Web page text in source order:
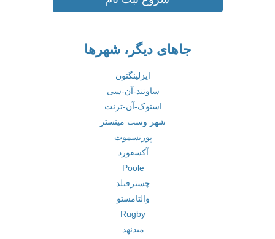
جاهای دیگر، شهرها
ایزلینگتون
ساوتند-آن-سی
استوک-آن-ترنت
شهر وست مینستر
پورتسموث
آکسفورد
Poole
چسترفیلد
والتامستو
Rugby
میدنهد